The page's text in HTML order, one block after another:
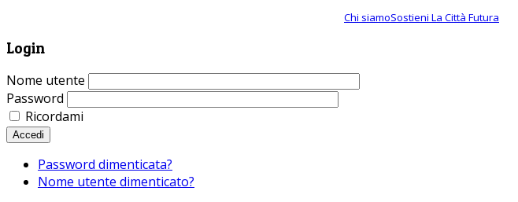
Chi siamoSostieni La Città Futura
Login
Nome utente
Password
Ricordami
Accedi
Password dimenticata?
Nome utente dimenticato?